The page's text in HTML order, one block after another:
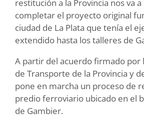
restitución a la Provincia nos va
completar el proyecto original
ciudad de La Plata que tenía el
extendido hasta los talleres de
A partir del acuerdo firmado por
de Transporte de la Provincia y
pone en marcha un proceso de
predio ferroviario ubicado en el
de Gambier.